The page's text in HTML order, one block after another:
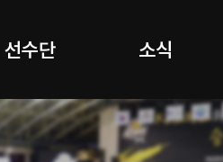
선수단 소식